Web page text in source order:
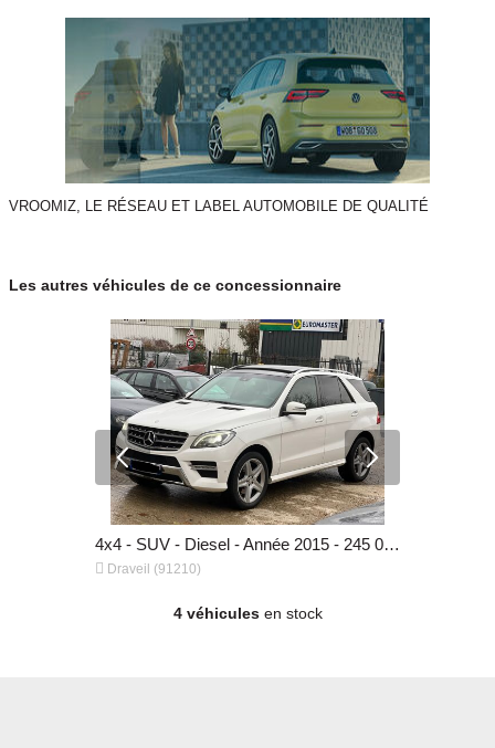
VROOMIZ, LE RÉSEAU ET LABEL AUTOMOBILE DE QUALITÉ
Les autres véhicules de ce concessionnaire
4x4 - SUV - Diesel - Année 2015 - 245 000 km, 16 490 €
 Draveil (91210)
4 véhiculesen stock